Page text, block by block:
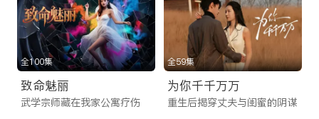
只需轻轻一点，即可开启您的海外华人追剧之旅，让乡愁在光影
中得到慰藉。
一站式满足：从iTalkBB TV App到网页端的无缝体验
为了适应现代快节奏的生活方式，我们不仅优化了网页端体验，
更重磅推出了功能强大的 iTalkBB TV App。这不仅仅是一款普
通的线上看剧app，更是您口袋里的移动娱乐中心。
全100集
致命魅丽
武学宗师藏在我家公寓疗伤
全59集
为你千千万万
重生后揭穿丈夫与闺蜜的阴谋